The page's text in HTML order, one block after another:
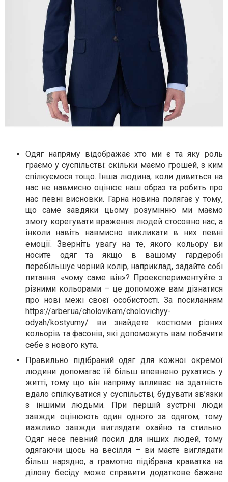
Одяг напряму відображає хто ми є та яку роль
граємо у суспільстві: скільки маємо грошей, з ким
спілкуємося тощо. Інша людина, коли дивиться на
нас не навмисно оцінює наш образ та робить про
нас певні висновки. Гарна новина полягає у тому,
що саме завдяки цьому розумінню ми маємо
змогу корегувати враження людей стосовно нас, а
інколи навіть навмисно викликати в них певні
емоції. Зверніть увагу на те, якого кольору ви
носите одяг та якщо в вашому гардеробі
перебільшує чорний колір, наприклад, задайте собі
питання: «чому саме він»? Проекспериментуйте з
різними кольорами – це допоможе вам дізнатися
про нові межі своєї особистості. За посиланням
https://arber.ua/cholovikam/cholovichyy-
odyah/kostyumy/ ви знайдете костюми різних
кольорів та фасонів, які допоможуть вам побачити
себе з нового кута.
Правильно підібраний одяг для кожної окремої
людини допомагає їй більш впевнено рухатись у
житті, тому що він напряму впливає на здатність
вдало спілкуватися у суспільстві, будувати зв’язки
з іншими людьми. При першій зустрічі люди
завжди оцінюють один одного за одягом, тому
важливо завжди виглядати охайно та стильно.
Одяг несе певний посил для інших людей, тому
одягаючи щось на весілля – ви маєте виглядати
більш нарядно, а грамотно підібрана краватка на
ділову бесіду може справити додаткове бажане